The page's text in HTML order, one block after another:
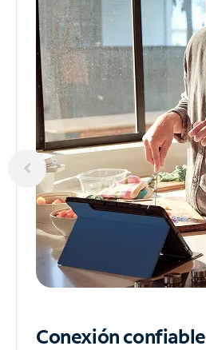
Conexión confiable